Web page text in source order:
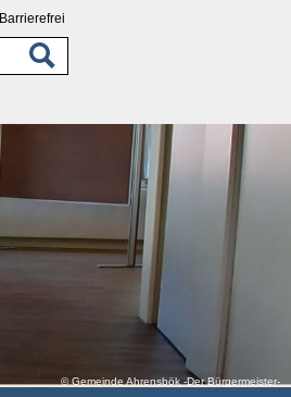
Barrierefrei
© Gemeinde Ahrensbök -Der Bürgermeister-